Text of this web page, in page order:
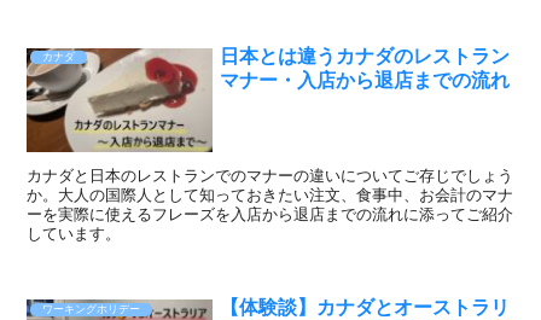
カナダ
日本とは違うカナダのレストラン
マナー・入店から退店までの流れ
カナダと日本のレストランでのマナーの違いについてご存じでしょう
か。大人の国際人として知っておきたい注文、食事中、お会計のマナ
ーを実際に使えるフレーズを入店から退店までの流れに添ってご紹介
しています。
ワーキングホリデー
【体験談】カナダとオーストラリ